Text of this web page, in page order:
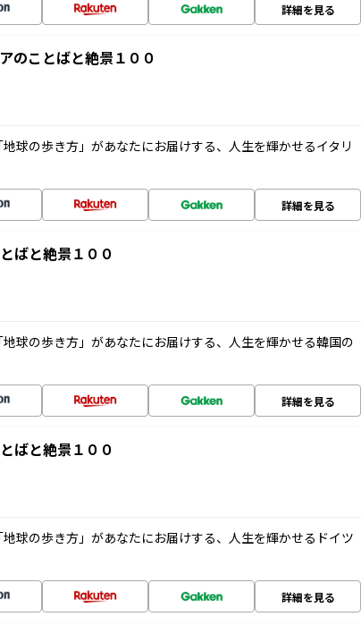
詳細を見る
のことばと絶景１００
球の歩き方」があなたにお届けする、人生を輝かせるイタリ
詳細を見る
ばと絶景１００
球の歩き方」があなたにお届けする、人生を輝かせる韓国の
詳細を見る
ばと絶景１００
球の歩き方」があなたにお届けする、人生を輝かせるドイツ
詳細を見る